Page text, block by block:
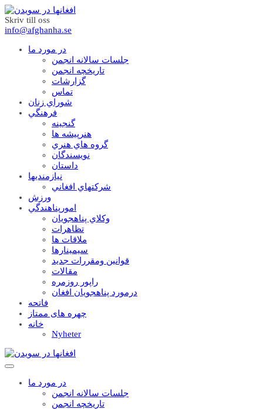
Skriv till oss
info@afghanha.se
در مورد ما
جلسات سالانه انجمن
تاریخچه انجمن
گزارشات
تماس
شوراي زنان
فرهنگي
گنجينه
هنرپيشه ها
گروه هاي هنري
نويسندگان
داستان
نيازمنديها
شرکتهاي افغاني
ورزش
امورپناهندگي
وکلاي پناهجويان
تظاهرات
ملاقات ها
سيمينارها
قوانين ومقررات جديد
مقالات
راپور روزمره
درمورد پناهجويان افغان
فاتحه
چهره های ممتاز
خانه
Nyheter
در مورد ما
جلسات سالانه انجمن
تاریخچه انجمن